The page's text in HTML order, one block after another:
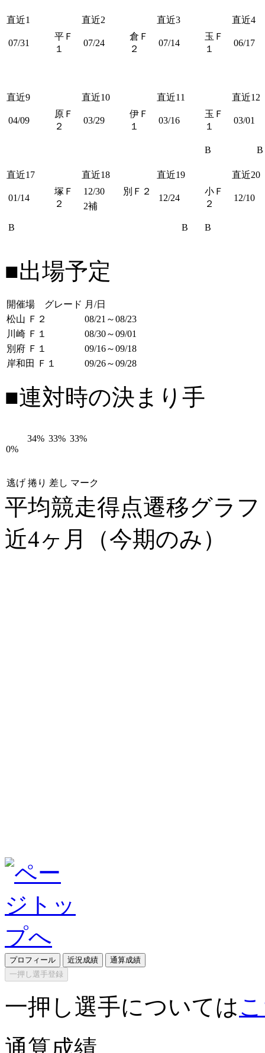
直近1 直近2 直近3 直近4
07/31
平Ｆ
１
07/24
倉Ｆ
２
07/14
玉Ｆ
１
06/17
直近9 直近10 直近11 直近12
04/09
原Ｆ
２
03/29
伊Ｆ
１
03/16
玉Ｆ
１
B
03/01
B
直近17 直近18 直近19 直近20
01/14
塚Ｆ
２
B
12/30
別Ｆ２
2補
12/24
小Ｆ
２
B B
12/10
■出場予定
開催場 グレード 月/日
松山 Ｆ２
08/21～08/23
川崎 Ｆ１
08/30～09/01
別府 Ｆ１
09/16～09/18
岸和田 Ｆ１
09/26～09/28
■連対時の決まり手
0%
34% 33% 33%
逃げ 捲り 差し マーク
平均競走得点遷移グラ
近4ヶ月（今期のみ）
プロフィール 近況成績
通算成績
一押し選手登録
一押し選手については